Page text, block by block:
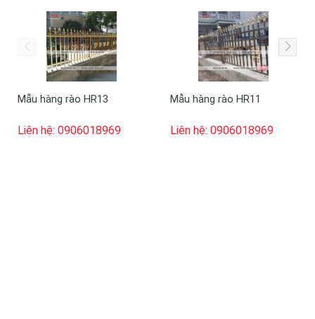
Mẫu hàng rào HR13
Liên hệ: 0906018969
Mẫu hàng rào HR11
Liên hệ: 0906018969